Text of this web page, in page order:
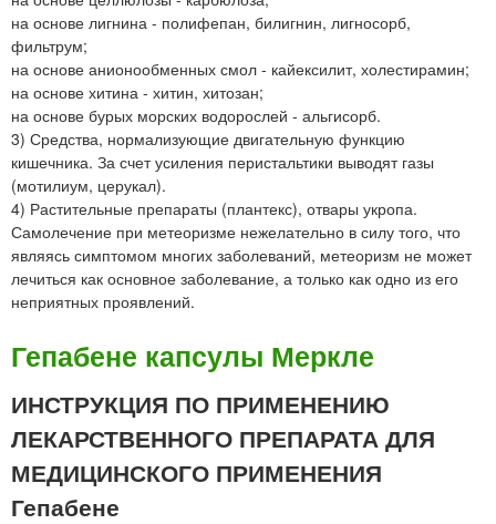
на основе лигнина - полифепан, билигнин, лигносорб,
фильтрум;
на основе анионообменных смол - кайексилит, холестирамин;
на основе хитина - хитин, хитозан;
на основе бурых морских водорослей - альгисорб.
3) Средства, нормализующие двигательную функцию
кишечника. За счет усиления перистальтики выводят газы
(мотилиум, церукал).
4) Растительные препараты (плантекс), отвары укропа.
Самолечение при метеоризме нежелательно в силу того, что
являясь симптомом многих заболеваний, метеоризм не может
лечиться как основное заболевание, а только как одно из его
неприятных проявлений.
Гепабене капсулы Меркле
ИНСТРУКЦИЯ ПО ПРИМЕНЕНИЮ
ЛЕКАРСТВЕННОГО ПРЕПАРАТА ДЛЯ
МЕДИЦИНСКОГО ПРИМЕНЕНИЯ
Гепабене